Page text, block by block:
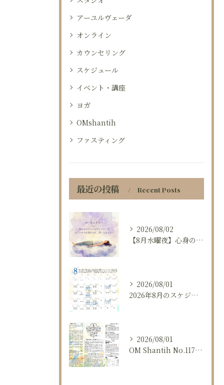
アーユルヴェーダ
オンライン
カウンセリング
スケジュール
イベント・講座
ヨガ
OMshantih
ファスティング
最近の投稿 Recent Posts
2026/08/02
【8月水曜夜】心身の過緊張をほぐす「真夏の夜のヨーガニドラー...
2026/08/01
2026年8月のスケジュール🌻
2026/08/01
OM Shantih No.117 2026年8月号
お問い合わせはこちら